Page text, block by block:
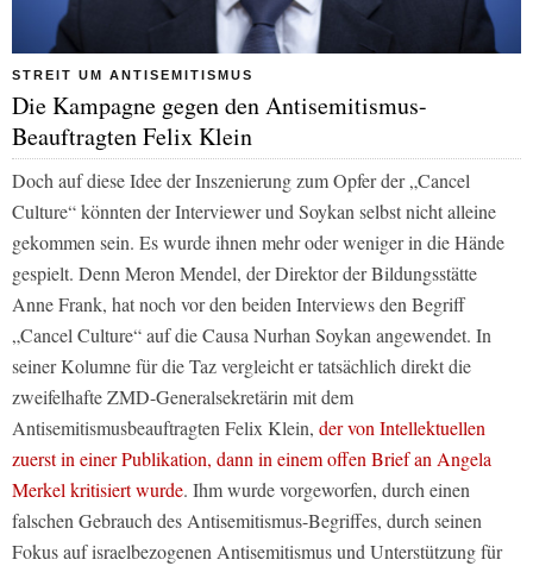
STREIT UM ANTISEMITISMUS
Die Kampagne gegen den Antisemitismus-
Beauftragten Felix Klein
Doch auf diese Idee der Inszenierung zum Opfer der „Cancel
Culture“ könnten der Interviewer und Soykan selbst nicht alleine
gekommen sein. Es wurde ihnen mehr oder weniger in die Hände
gespielt. Denn Meron Mendel, der Direktor der Bildungsstätte
Anne Frank, hat noch vor den beiden Interviews den Begriff
„Cancel Culture“ auf die Causa Nurhan Soykan angewendet. In
seiner Kolumne für dieTazvergleicht er tatsächlich direkt die
zweifelhafte ZMD-Generalsekretärin mit dem
Antisemitismusbeauftragten Felix Klein, der von Intellektuellen
zuerst in einer Publikation, dann in einem offen Brief an Angela
Merkel kritisiert wurde. Ihm wurde vorgeworfen, durch einen
falschen Gebrauch des Antisemitismus-Begriffes, durch seinen
Fokus auf israelbezogenen Antisemitismus und Unterstützung für